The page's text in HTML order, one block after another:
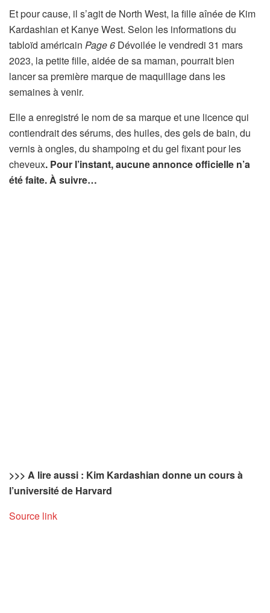
Et pour cause, il s’agit de North West, la fille aînée de Kim
Kardashian et Kanye West. Selon les informations du
tabloïd américain Page 6 Dévoilée le vendredi 31 mars
2023, la petite fille, aidée de sa maman, pourrait bien
lancer sa première marque de maquillage dans les
semaines à venir.
Elle a enregistré le nom de sa marque et une licence qui
contiendrait des sérums, des huiles, des gels de bain, du
vernis à ongles, du shampoing et du gel fixant pour les
cheveux. Pour l’instant, aucune annonce officielle n’a
été faite. À suivre…
>>> A lire aussi : Kim Kardashian donne un cours à
l’université de Harvard
Source link